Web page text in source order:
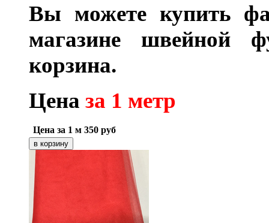
Вы можете купить
магазине швейной
корзина.
Цена за 1 метр
Цена за 1 м 350 руб